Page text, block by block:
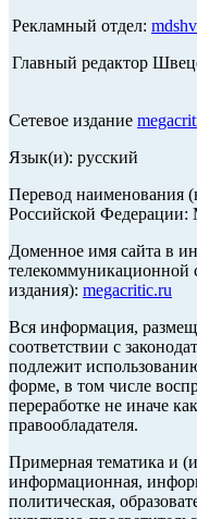
Рекламный отдел:
Главный редактор
Сетевое издание
Язык(и): русский
Перевод наименования
Российской Федерации:
Доменное имя сайта в
телекоммуникационной
издания): megacritic.ru
Вся информация,
соответствии с
подлежит
форме, в том числе
переработке не иначе
правообладателя.
Примерная тематика и
информационная,
политическая,